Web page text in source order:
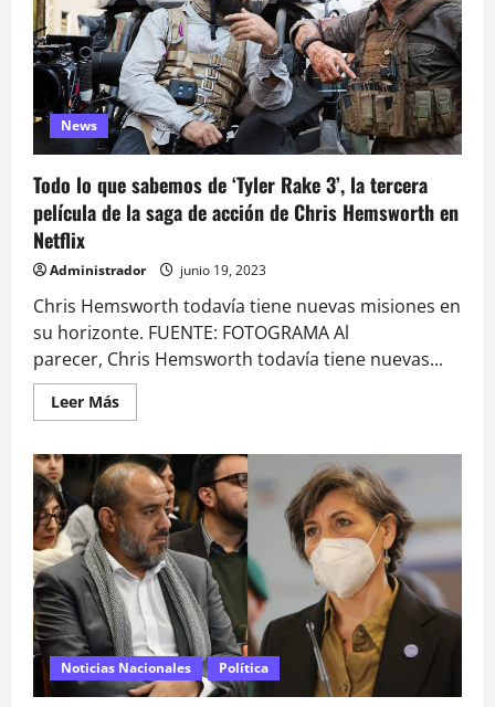
News
Todo lo que sabemos de ‘Tyler Rake 3’, la tercera
película de la saga de acción de Chris Hemsworth en
Netflix
Administrador junio 19, 2023
Chris Hemsworth todavía tiene nuevas misiones en
su horizonte. FUENTE: FOTOGRAMA Al
parecer, Chris Hemsworth todavía tiene nuevas...
Leer MásLeer
más
Todo
lo
que
sabemos
de
‘Tyler
Rake
3’,
la
tercera
película
de
la
saga
de
acción
Noticias Nacionales Política